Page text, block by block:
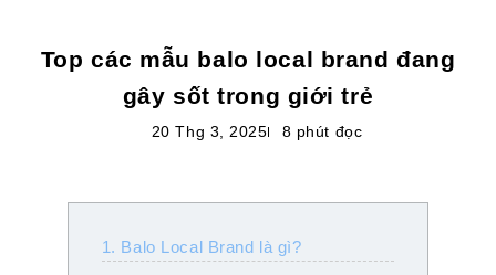
Top các mẫu balo local brand đang
gây sốt trong giới trẻ
20 Thg 3, 2025 8 phút đọc
1. Balo Local Brand là gì?